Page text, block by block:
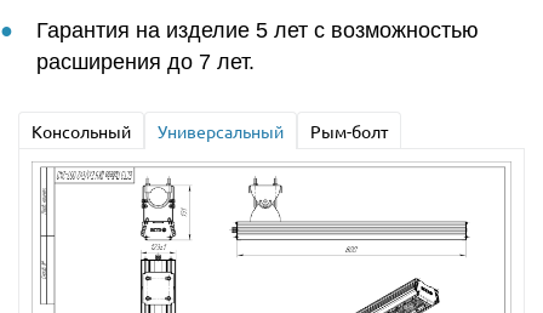
Гарантия на изделие 5 лет с возможностью
расширения до 7 лет.
Консольный Универсальный Рым-болт